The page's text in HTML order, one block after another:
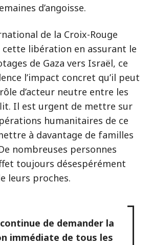
d’angoisse.
de la Croix-Rouge
cette libération en assurant le
de Gaza vers Israël, ce
l’impact concret qu’il peut
d’acteur neutre entre les
Il est urgent de mettre sur
humanitaires de ce
à davantage de familles
nombreuses personnes
toujours désespérément
leurs proches.
continue de demander la
immédiate de tous les